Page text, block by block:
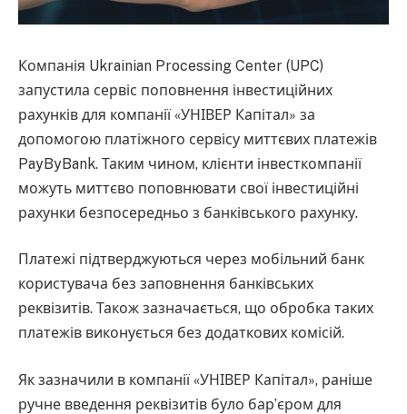
Компанія Ukrainian Processing Center (UPC)
запустила сервіс поповнення інвестиційних
рахунків для компанії «УНІВЕР Капітал» за
допомогою платіжного сервісу миттєвих платежів
PayByBank. Таким чином, клієнти інвесткомпанії
можуть миттєво поповнювати свої інвестиційні
рахунки безпосередньо з банківського рахунку.
Платежі підтверджуються через мобільний банк
користувача без заповнення банківських
реквізитів. Також зазначається, що обробка таких
платежів виконується без додаткових комісій.
Як зазначили в компанії «УНІВЕР Капітал», раніше
ручне введення реквізитів було бар’єром для